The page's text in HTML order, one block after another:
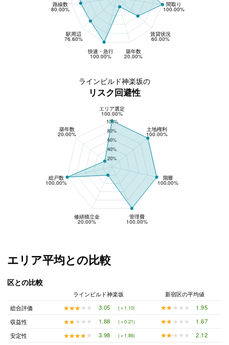
路線数
80.00%
駅周辺
76.60%
快速・急行
100.00%
築年数
20.00%
賃貸状況
60.00%
間取り
100.00%
ラインビルド神楽坂の
リスク回避性
100%
エリア選定
100.00%
築年数
20.00%
総戸数
100.00%
修繕積立金
20.00%
管理費
100.00%
階層
100.00%
土地権利
100.00%
80%
60%
40%
20%
エリア平均との比較
区との比較
ラインビルド神楽坂
新宿区の平均値
総合評価
★★★★★
★★★★★ 3.05 (＋1.10) ★★★★★
★★★★★
1.95
収益性
★★★★★
★★★★★ 1.88 (＋0.21) ★★★★★
★★★★★
1.67
安定性
★★★★★
★★★★★ 3.98 (＋1.86) ★★★★★
★★★★★
2.12